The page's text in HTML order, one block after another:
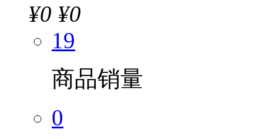
¥0 ¥0
19
商品销量
0